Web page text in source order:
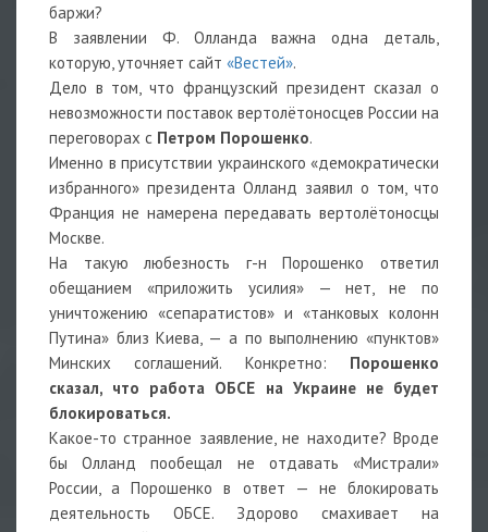
баржи?
В заявлении Ф. Олланда важна одна деталь,
которую, уточняет сайт «Вестей».
Дело в том, что французский президент сказал о
невозможности поставок вертолётоносцев России на
переговорах с Петром Порошенко.
Именно в присутствии украинского «демократически
избранного» президента Олланд заявил о том, что
Франция не намерена передавать вертолётоносцы
Москве.
На такую любезность г-н Порошенко ответил
обещанием «приложить усилия» — нет, не по
уничтожению «сепаратистов» и «танковых колонн
Путина» близ Киева, — а по выполнению «пунктов»
Минских соглашений. Конкретно: Порошенко
сказал, что работа ОБСЕ на Украине не будет
блокироваться.
Какое-то странное заявление, не находите? Вроде
бы Олланд пообещал не отдавать «Мистрали»
России, а Порошенко в ответ — не блокировать
деятельность ОБСЕ. Здорово смахивает на